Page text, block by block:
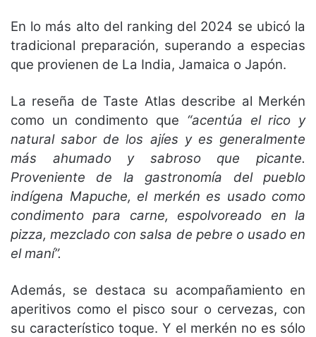
En lo más alto del ranking del 2024 se ubicó la
tradicional preparación, superando a especias
que provienen de La India, Jamaica o Japón.
La reseña de Taste Atlas describe al Merkén
como un condimento que “acentúa el rico y
natural sabor de los ajíes y es generalmente
más ahumado y sabroso que picante.
Proveniente de la gastronomía del pueblo
indígena Mapuche, el merkén es usado como
condimento para carne, espolvoreado en la
pizza, mezclado con salsa de pebre o usado en
el maní”.
Además, se destaca su acompañamiento en
aperitivos como el pisco sour o cervezas, con
su característico toque.Y el merkén no es sólo